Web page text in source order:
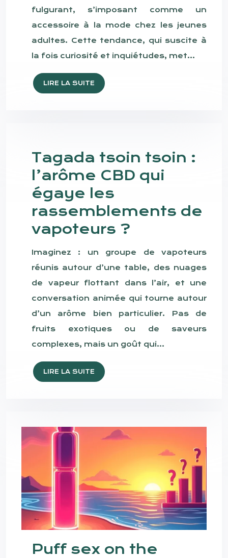
fulgurant, s’imposant comme un
accessoire à la mode chez les jeunes
adultes. Cette tendance, qui suscite à
la fois curiosité et inquiétudes, met…
LIRE LA SUITE
Tagada tsoin tsoin :
l’arôme CBD qui
égaye les
rassemblements de
vapoteurs ?
Imaginez : un groupe de vapoteurs
réunis autour d’une table, des nuages
de vapeur flottant dans l’air, et une
conversation animée qui tourne autour
d’un arôme bien particulier. Pas de
fruits exotiques ou de saveurs
complexes, mais un goût qui…
LIRE LA SUITE
Puff sex on the